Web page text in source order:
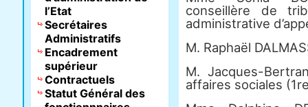
conseillère de
administrative
M. Raphaël
M. Jacques-
affaires sociales
l’Etat
Secrétaires
Administratifs
Encadrement
supérieur
Contractuels
Statut Général des